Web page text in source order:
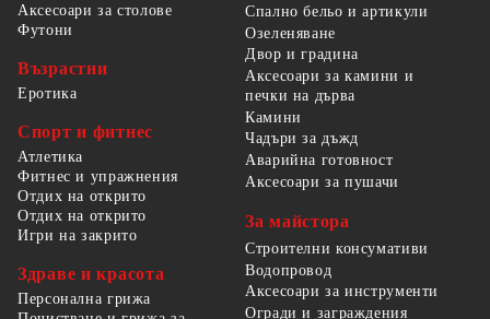
Аксесоари за столове
Футони
Възрастни
Еротика
Спорт и фитнес
Атлетика
Фитнес и упражнения
Отдих на открито
Отдих на открито
Игри на закрито
Здраве и красота
Персонална грижа
Спално бельо и артикули
Озеленяване
Двор и градина
Аксесоари за камини и
печки на дърва
Камини
Чадъри за дъжд
Аварийна готовност
Аксесоари за пушачи
За майстора
Строителни консумативи
Водопровод
Аксесоари за инструменти
Огради и заграждения